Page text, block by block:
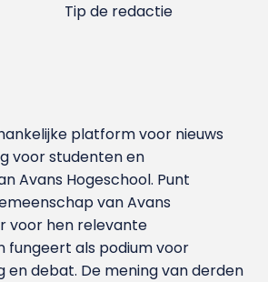
Tip de redactie
platform voor nieuws
voor studenten en
Avans Hoge­school. Punt
van Avans
voor hen relevante
fungeert als podium voor
en debat. De mening van derden